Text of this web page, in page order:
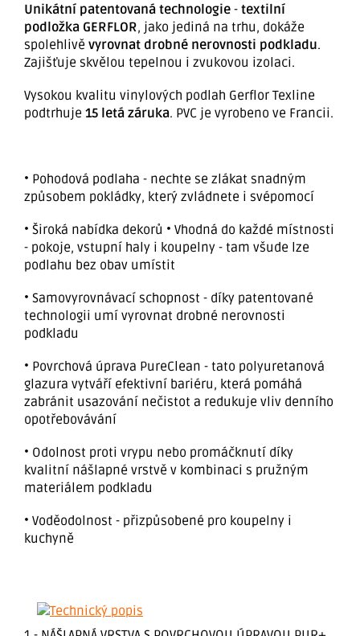
Unikátní patentovaná technologie - textilní
podložka GERFLOR, jako jediná na trhu, dokáže
spolehlivě vyrovnat drobné nerovnosti podkladu.
Zajišťuje skvělou tepelnou i zvukovou izolaci.
Vysokou kvalitu vinylových podlah Gerflor Texline
podtrhuje 15 letá záruka. PVC je vyrobeno ve Francii.
• Pohodová podlaha - nechte se zlákat snadným
způsobem pokládky, který zvládnete i svépomocí
• Široká nabídka dekorů • Vhodná do každé místnosti
- pokoje, vstupní haly i koupelny - tam všude lze
podlahu bez obav umístit
• Samovyrovnávací schopnost - díky patentované
technologii umí vyrovnat drobné nerovnosti
podkladu
• Povrchová úprava PureClean - tato polyuretanová
glazura vytváří efektivní bariéru, která pomáhá
zabránit usazování nečistot a redukuje vliv denního
opotřebovávání
• Odolnost proti vrypu nebo promáčknutí díky
kvalitní nášlapné vrstvě v kombinaci s pružným
materiálem podkladu
• Voděodolnost - přizpůsobené pro koupelny i
kuchyně